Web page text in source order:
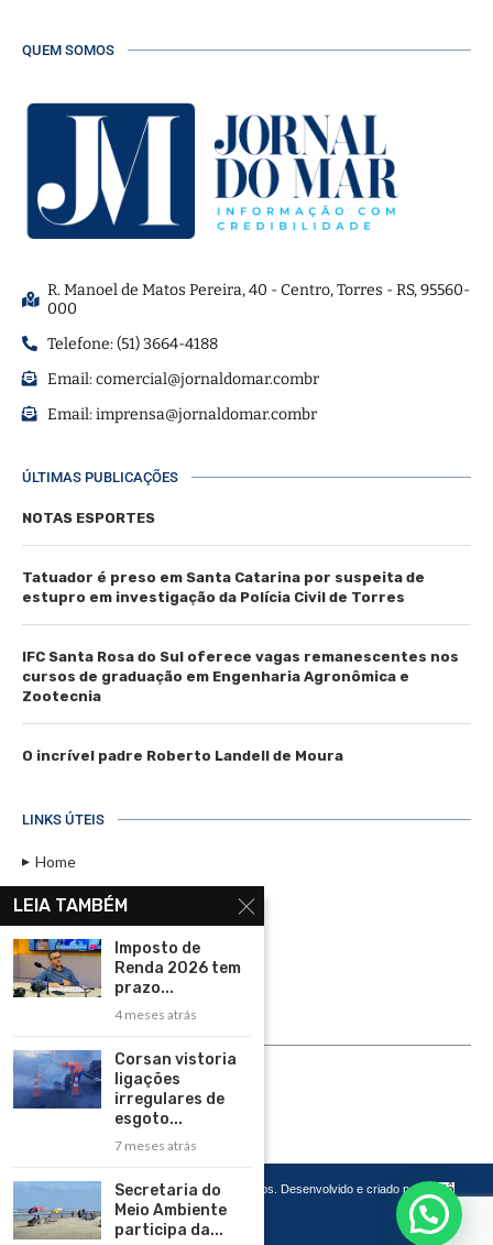
QUEM SOMOS
R. Manoel de Matos Pereira, 40 - Centro, Torres - RS, 95560-
000
Telefone: (51) 3664-4188
Email:comercial@jornaldomar.combr
Email:imprensa@jornaldomar.combr
ÚLTIMAS PUBLICAÇÕES
NOTAS ESPORTES
Tatuador é preso em Santa Catarina por suspeita de
estupro em investigação da Polícia Civil de Torres
IFC Santa Rosa do Sul oferece vagas remanescentes nos
cursos de graduação em Engenharia Agronômica e
Zootecnia
O incrível padre Roberto Landell de Moura
LINKS ÚTEIS
Home
Assinar
Contato
Política de Privacidade
Rádio Maristela - Ao Vivo
ASSINE
Copyright 2026 – Todos os Direitos Reservados. Desenvolvido e criado por
Cadô
Agência de Marketing
LEIA TAMBÉM
Imposto de
Renda 2026 tem
prazo...
4 meses atrás
Corsan vistoria
ligações
irregulares de
esgoto...
7 meses atrás
Secretaria do
Meio Ambiente
participa da...